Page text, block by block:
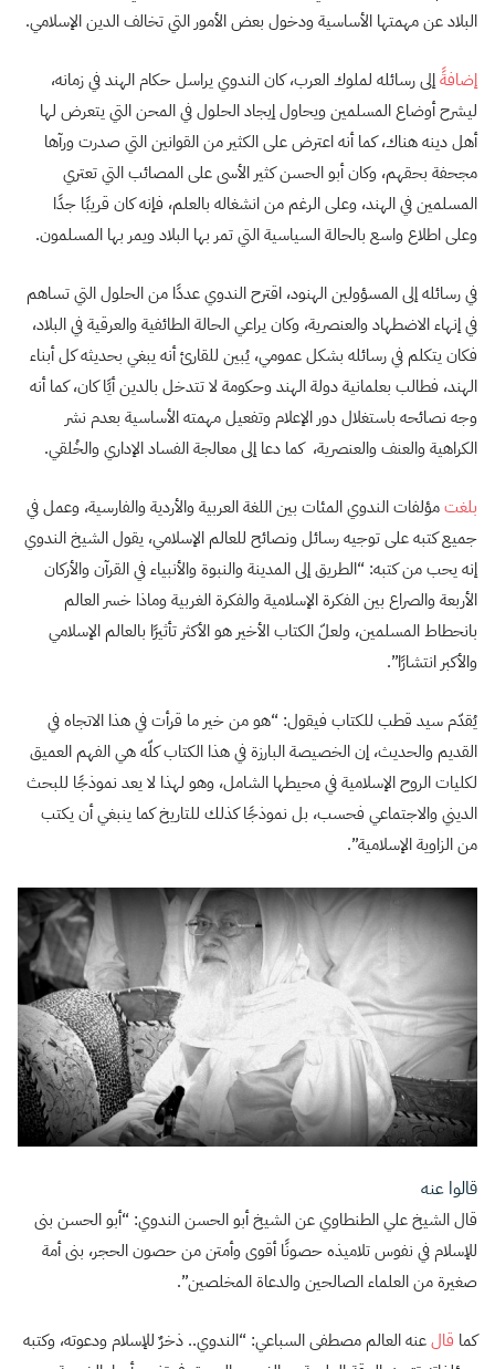
البلاد عن مهمتها الأساسية ودخول بعض الأمور التي تخالف الدين الإسلامي.
إضافةًإلى رسائله لملوك العرب، كان الندوي يراسل حكام الهند في زمانه،
ليشرح أوضاع المسلمين ويحاول إيجاد الحلول في المحن التي يتعرض لها
أهل دينه هناك، كما أنه اعترض على الكثير من القوانين التي صدرت ورآها
مجحفة بحقهم، وكان أبو الحسن كثير الأسى على المصائب التي تعتري
المسلمين في الهند، وعلى الرغم من انشغاله بالعلم، فإنه كان قريبًا جدًا
وعلى اطلاع واسع بالحالة السياسية التي تمر بها البلاد ويمر بها المسلمون.
في رسائله إلى المسؤولين الهنود، اقترح الندوي عددًا من الحلول التي تساهم
في إنهاء الاضطهاد والعنصرية، وكان يراعي الحالة الطائفية والعرقية في البلاد،
فكان يتكلم في رسائله بشكل عمومي، يُبين للقارئ أنه يبغي بحديثه كل أبناء
الهند، فطالب بعلمانية دولة الهند وحكومة لا تتدخل بالدين أيًا كان، كما أنه
وجه نصائحه باستغلال دور الإعلام وتفعيل مهمته الأساسية بعدم نشر
الكراهية والعنف والعنصرية، كما دعا إلى معالجة الفساد الإداري والخُلقي.
بلغتمؤلفات الندوي المئات بين اللغة العربية والأردية والفارسية، وعمل في
جميع كتبه على توجيه رسائل ونصائح للعالم الإسلامي، يقول الشيخ الندوي
إنه يحب من كتبه: “الطريق إلى المدينة والنبوة والأنبياء في القرآن والأركان
الأربعة والصراع بين الفكرة الإسلامية والفكرة الغربية وماذا خسر العالم
بانحطاط المسلمين، ولعلّ الكتاب الأخير هو الأكثر تأثيرًا بالعالم الإسلامي
والأكبر انتشارًا”.
يُقدّم سيد قطب للكتاب فيقول: “هو من خير ما قرأت في هذا الاتجاه في
القديم والحديث، إن الخصيصة البارزة في هذا الكتاب كلّه هي الفهم العميق
لكليات الروح الإسلامية في محيطها الشامل، وهو لهذا لا يعد نموذجًا للبحث
الديني والاجتماعي فحسب، بل نموذجًا كذلك للتاريخ كما ينبغي أن يكتب
من الزاوية الإسلامية”.
قالوا عنه
قال الشيخ علي الطنطاوي عن الشيخ أبو الحسن الندوي: “أبو الحسن بنى
للإسلام في نفوس تلاميذه حصونًا أقوى وأمتن من حصون الحجر، بنى أمة
صغيرة من العلماء الصالحين والدعاة المخلصين”.
كما قالعنه العالم مصطفى السباعي: “الندوي.. ذخرٌ للإسلام ودعوته، وكتبه